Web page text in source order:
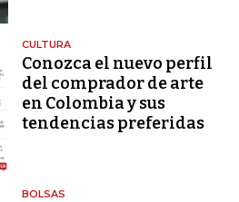
CULTURA
Conozca el nuevo perfil
del comprador de arte
en Colombia y sus
tendencias preferidas
BOLSAS